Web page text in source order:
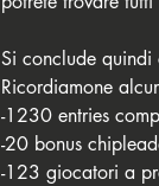
Si conclude
Ricordiamone
-1230 entries
-20 bonus
-123 giocatori a